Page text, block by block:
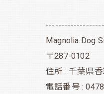
Magnolia Dog
〒287-0102
住所 : 千葉県
電話番号 :